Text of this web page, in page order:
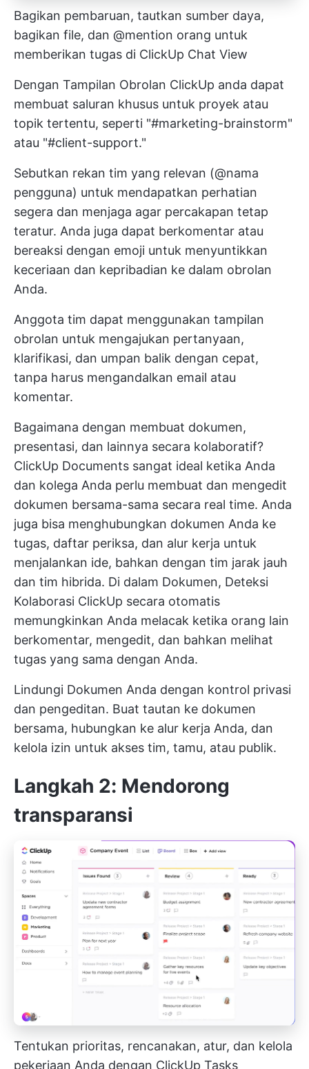
Bagikan pembaruan, tautkan sumber daya,
bagikan file, dan @mention orang untuk
memberikan tugas di ClickUp Chat View
Dengan Tampilan Obrolan ClickUp anda dapat
membuat saluran khusus untuk proyek atau
topik tertentu, seperti "#marketing-brainstorm"
atau "#client-support."
Sebutkan rekan tim yang relevan (@nama
pengguna) untuk mendapatkan perhatian
segera dan menjaga agar percakapan tetap
teratur. Anda juga dapat berkomentar atau
bereaksi dengan emoji untuk menyuntikkan
keceriaan dan kepribadian ke dalam obrolan
Anda.
Anggota tim dapat menggunakan tampilan
obrolan untuk mengajukan pertanyaan,
klarifikasi, dan umpan balik dengan cepat,
tanpa harus mengandalkan email atau
komentar.
Bagaimana dengan membuat dokumen,
presentasi, dan lainnya secara kolaboratif?
ClickUp Documents sangat ideal ketika Anda
dan kolega Anda perlu membuat dan mengedit
dokumen bersama-sama secara real time. Anda
juga bisa menghubungkan dokumen Anda ke
tugas, daftar periksa, dan alur kerja untuk
menjalankan ide, bahkan dengan tim jarak jauh
dan tim hibrida. Di dalam Dokumen, Deteksi
Kolaborasi ClickUp secara otomatis
memungkinkan Anda melacak ketika orang lain
berkomentar, mengedit, dan bahkan melihat
tugas yang sama dengan Anda.
Lindungi Dokumen Anda dengan kontrol privasi
dan pengeditan. Buat tautan ke dokumen
bersama, hubungkan ke alur kerja Anda, dan
kelola izin untuk akses tim, tamu, atau publik.
Langkah 2: Mendorong
transparansi
Tentukan prioritas, rencanakan, atur, dan kelola
pekerjaan Anda dengan ClickUp Tasks